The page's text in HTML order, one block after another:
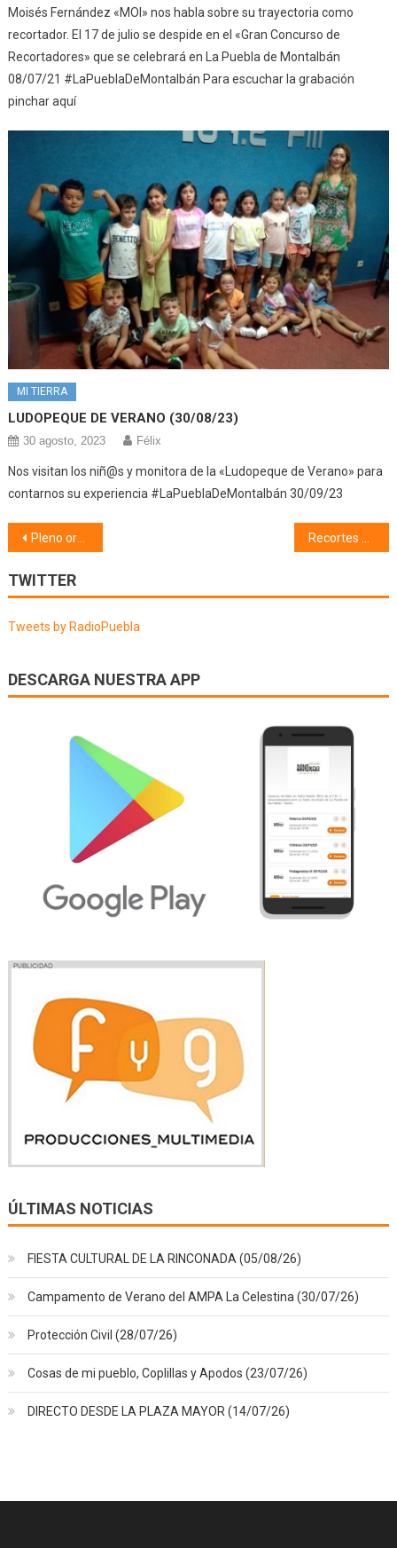
Moisés Fernández «MOI» nos habla sobre su trayectoria como
recortador. El 17 de julio se despide en el «Gran Concurso de
Recortadores» que se celebrará en La Puebla de Montalbán
08/07/21 #LaPueblaDeMontalbán Para escuchar la grabación
pinchar aquí
MI TIERRA
LUDOPEQUE DE VERANO (30/08/23)
30 agosto, 2023 Félix
Nos visitan los niñ@s y monitora de la «Ludopeque de Verano» para
contarnos su experiencia #LaPueblaDeMontalbán 30/09/23
Navegación
de
entradas
Pleno ordinario (10/03/22)
TWITTER
Tweets by RadioPuebla
DESCARGA NUESTRA APP
ÚLTIMAS NOTICIAS
FIESTA CULTURAL DE LA RINCONADA (05/08/26)
Campamento de Verano del AMPA La Celestina (30/07/26)
Protección Civil (28/07/26)
Cosas de mi pueblo, Coplillas y Apodos (23/07/26)
DIRECTO DESDE LA PLAZA MAYOR (14/07/26)